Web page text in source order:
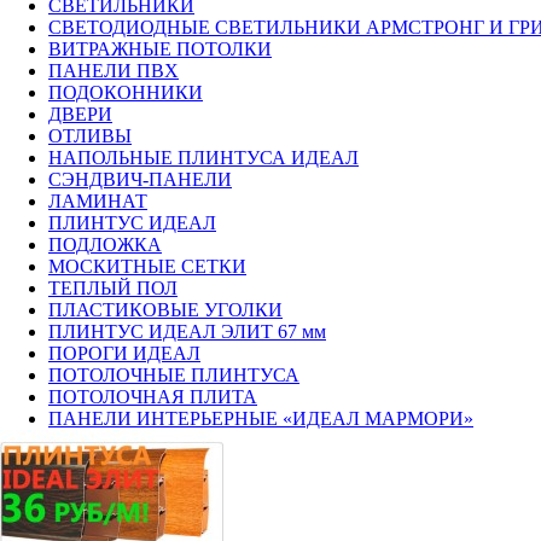
СВЕТИЛЬНИКИ
CВЕТОДИОДНЫЕ СВЕТИЛЬНИКИ АРМСТРОНГ И
ВИТРАЖНЫЕ ПОТОЛКИ
ПАНЕЛИ ПВХ
ПОДОКОННИКИ
ДВЕРИ
ОТЛИВЫ
НАПОЛЬНЫЕ ПЛИНТУСА ИДЕАЛ
СЭНДВИЧ-ПАНЕЛИ
ЛАМИНАТ
ПЛИНТУС ИДЕАЛ
ПОДЛОЖКА
МОСКИТНЫЕ СЕТКИ
ТЕПЛЫЙ ПОЛ
ПЛАСТИКОВЫЕ УГОЛКИ
ПЛИНТУС ИДЕАЛ ЭЛИТ 67 мм
ПОРОГИ ИДЕАЛ
ПОТОЛОЧНЫЕ ПЛИНТУСА
ПОТОЛОЧНАЯ ПЛИТА
ПАНЕЛИ ИНТЕРЬЕРНЫЕ «ИДЕАЛ МАРМОРИ»